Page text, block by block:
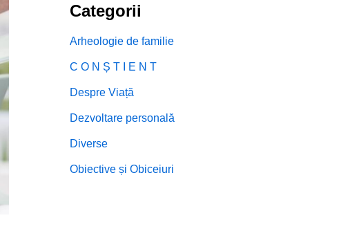
Categorii
Arheologie de familie
C O N Ș T I E N T
Despre Viață
Dezvoltare personală
Diverse
Obiective și Obiceiuri